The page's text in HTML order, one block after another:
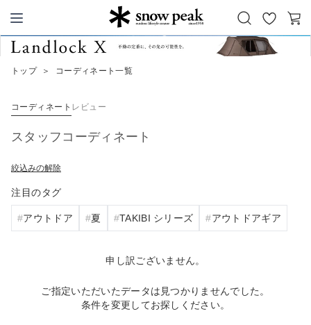
Snow Peak
お
気
カ
トップ ＞ コーディネート一覧
コーディネート レビュー
スタッフコーディネート
絞込みの解除
注目のタグ
アウトドア 夏 TAKIBI シリーズ アウトドアギア
申し訳ございません。
ご指定いただいたデータは見つかりませんでした。
条件を変更してお探しください。